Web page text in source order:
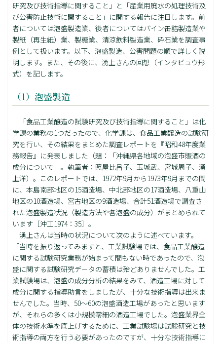
研究及び技術指導に関すること」と「産業用廃水の処理技術及
び公害防止技術に関すること」に関する報告に注目します。前
者については泡盛製造業、後者についてはパイン缶詰製造業や
製紙（再生紙）業、製糖業、清涼飲料製造業、砕石業を調査事
例として扱います。以下、泡盛製造、公害問題の順で詳しく説
明します。また、その後に、湧上さんの回想（インタビュウ形
式）を記します。
（1）泡盛製造
「食品工業醸造の試験研究及び技術指導に関すること」は化
学課の業務の1つだったので、化学課は、食品工業醸造の試験研
究を行い、その結果をまとめた調査レポートを『昭和48年度業
務報告』に発表しました（題：「沖縄県各地域の泡盛市販酒の
成分について」。執筆者：照屋比呂子、玉城武、宮城周子、湧
上洋）。このレポートでは、1972年9月から1973年9月までの間
に、本島南部地区の15酒造場、中北部地区の17酒造場、八重山
地区の10酒造場、宮古地区の9酒造場、合計51酒造場で調査さ
れた泡盛製造状況（製造方法や各泡盛の成分）がまとめられて
います［沖工1974：35］。
湧上さんは当時の状況について次のように述べています。
「当時を振り返ってみますと、工業試験場では、食品工業醸造
に関する試験研究業務が始まって間もない時であったので、泡
盛に関する試験研究データの蓄積は殆どありませんでした。工
業試験場は、泡盛の成分分析の結果をみて、酒造工場に対して
成分に関する指導助言をしましたが、十分な技術指導は出来ま
せんでした。当時、50～60の泡盛酒造工場があったと思います
が、それらの多くは小規模零細の酒造工場でした。泡盛業界全
体の技術水準を底上げするために、工業試験場は試験研究と技
術指導の両方を行う必要があったのですが、十分な技術指導に